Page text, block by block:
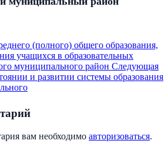
(полного) общего образования,
учащихся в образовательных
муниципального район Следующая
и развитии системы образования
вам необходимо авторизоваться.